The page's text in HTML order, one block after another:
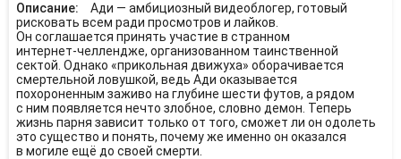
Описание:
Ади — амбициозный видеоблогер, готовый
рисковать всем ради просмотров и лайков.
Он соглашается принять участие в странном
интернет‑челлендже, организованном таинственной
сектой. Однако «прикольная движуха» оборачивается
смертельной ловушкой, ведь Ади оказывается
похороненным заживо на глубине шести футов, а рядом
с ним появляется нечто злобное, словно демон. Теперь
жизнь парня зависит только от того, сможет ли он одолеть
это существо и понять, почему же именно он оказался
в могиле ещё до своей смерти.